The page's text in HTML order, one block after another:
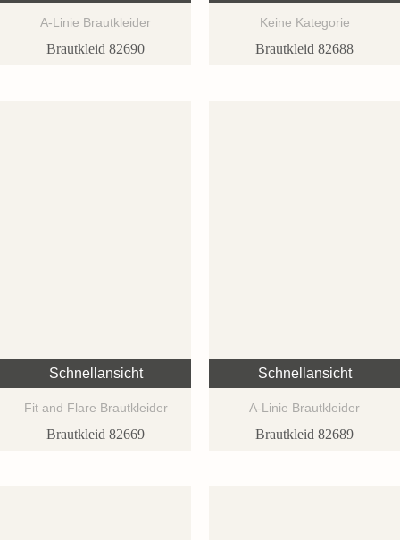
A-Linie Brautkleider
Brautkleid 82690
Keine Kategorie
Brautkleid 82688
Schnellansicht
Fit and Flare Brautkleider
Brautkleid 82669
Schnellansicht
A-Linie Brautkleider
Brautkleid 82689